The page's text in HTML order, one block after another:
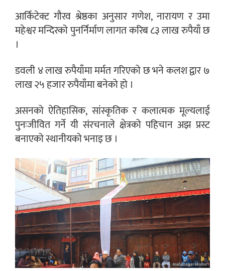
आर्किटेक्ट गौरव श्रेष्ठका अनुसार गणेश, नारायण र उमा
महेश्वर मन्दिरको पुनर्निर्माण लागत करिब ८३ लाख रुपैयाँ छ
।
डवली ४ लाख रुपैयाँमा मर्मत गरिएको छ भने कलश द्वार ७
लाख २५ हजार रुपैयाँमा बनेको हो ।
असनको ऐतिहासिक, सांस्कृतिक र कलात्मक मूल्यलाई
पुनःजीवित गर्ने यी संरचनाले क्षेत्रको पहिचान अझ प्रस्ट
बनाएको स्थानीयको भनाइ छ ।